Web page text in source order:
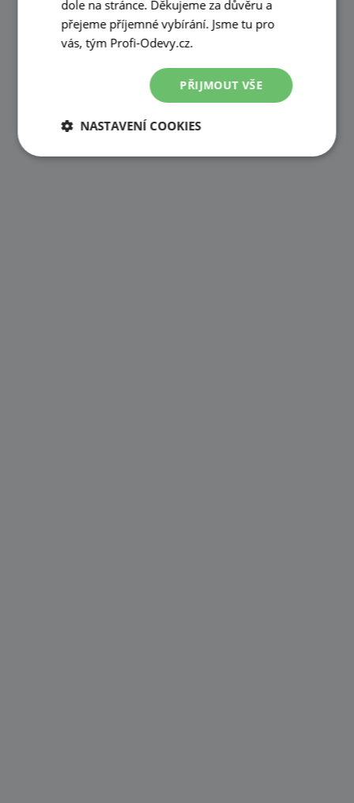
dole na stránce. Děkujeme za důvěru a
přejeme příjemné vybírání. Jsme tu pro
vás, tým Profi-Odevy.cz.
PŘIJMOUT VŠE
NASTAVENÍ COOKIES